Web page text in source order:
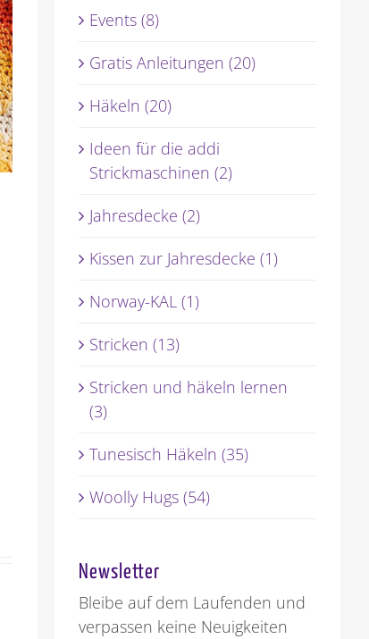
Events (8)
Gratis Anleitungen (20)
Häkeln (20)
Ideen für die addi
Strickmaschinen (2)
Jahresdecke (2)
Kissen zur Jahresdecke (1)
Norway-KAL (1)
Stricken (13)
Stricken und häkeln lernen
(3)
Tunesisch Häkeln (35)
Woolly Hugs (54)
Newsletter
Bleibe auf dem Laufenden und
verpassen keine Neuigkeiten